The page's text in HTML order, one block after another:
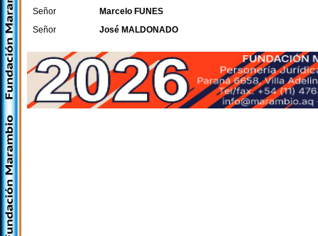
Señor
Marcelo FUNES
Señor
José MALDONADO